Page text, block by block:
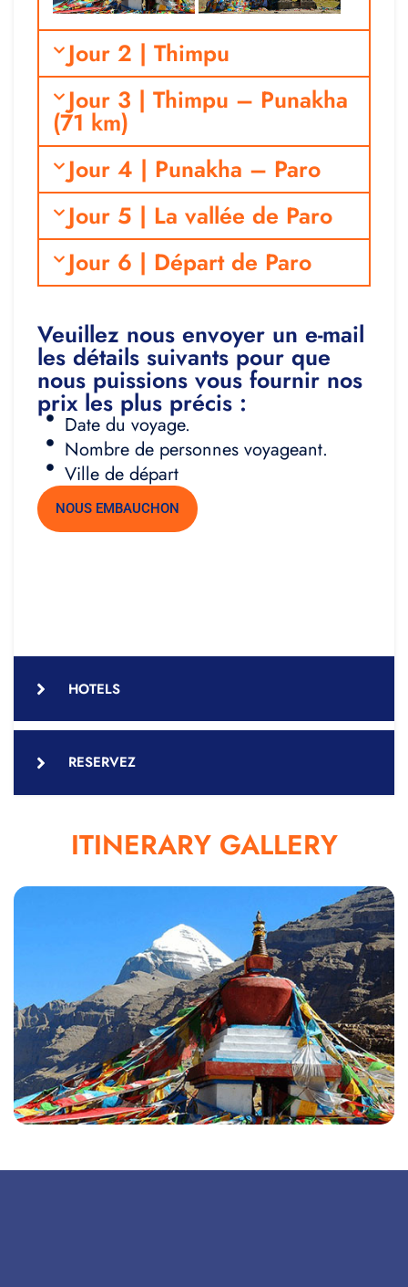
Jour 2 | Thimpu
Jour 3 | Thimpu – Punakha
(71 km)
Jour 4 | Punakha – Paro
Jour 5 | La vallée de Paro
Jour 6 | Départ de Paro
Veuillez nous envoyer un e-mail
les détails suivants pour que
nous puissions vous fournir nos
prix les plus précis :
Date du voyage.
Nombre de personnes voyageant.
Ville de départ
NOUS EMBAUCHON
HOTELS
RESERVEZ
ITINERARY GALLERY